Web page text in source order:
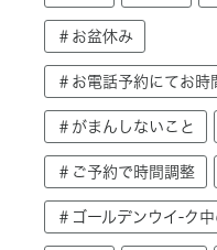
＃お盆休み
＃お電話予約にてお時
＃がまんしないこと
＃ご予約で時間調整
＃ゴールデンウイ-ク